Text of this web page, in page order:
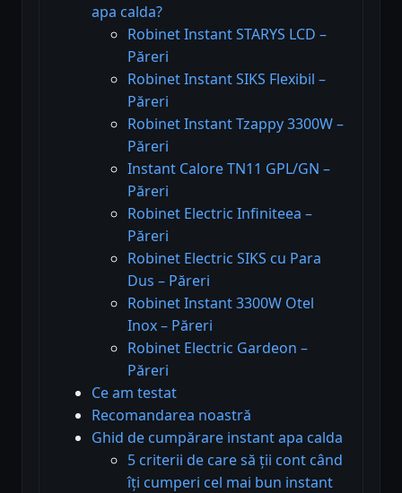
apa calda?
Robinet Instant STARYS LCD –
Păreri
Robinet Instant SIKS Flexibil –
Păreri
Robinet Instant Tzappy 3300W –
Păreri
Instant Calore TN11 GPL/GN –
Păreri
Robinet Electric Infiniteea –
Păreri
Robinet Electric SIKS cu Para
Dus – Păreri
Robinet Instant 3300W Otel
Inox – Păreri
Robinet Electric Gardeon –
Păreri
Ce am testat
Recomandarea noastră
Ghid de cumpărare instant apa calda
5 criterii de care să ții cont când
îți cumperi cel mai bun instant